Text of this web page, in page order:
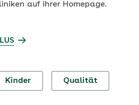
auf ihrer Homepage.
Kinder Qualität